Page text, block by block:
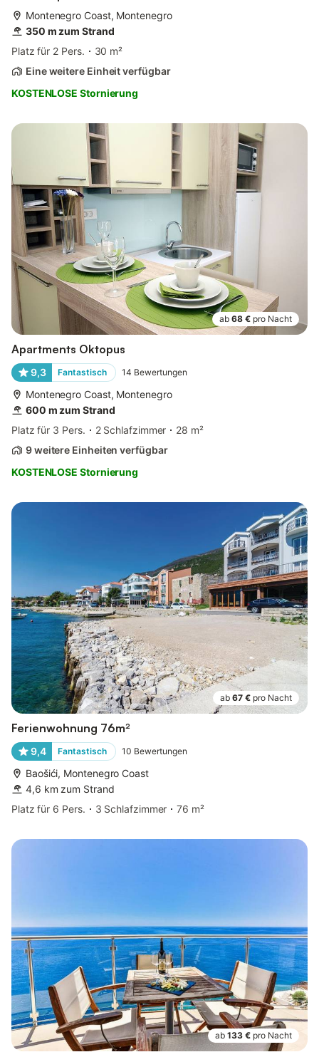
Montenegro Coast, Montenegro
350 m zum Strand
Platz für 2 Pers.
30 m²
Eine weitere Einheit verfügbar
KOSTENLOSE Stornierung
ab 68 € pro Nacht
Apartments Oktopus
9,3 Fantastisch 14 Bewertungen
Montenegro Coast, Montenegro
600 m zum Strand
Platz für 3 Pers.
2 Schlafzimmer
28 m²
9 weitere Einheiten verfügbar
KOSTENLOSE Stornierung
ab 67 € pro Nacht
Ferienwohnung 76m²
9,4 Fantastisch 10 Bewertungen
Baošići, Montenegro Coast
4,6 km zum Strand
Platz für 6 Pers.
3 Schlafzimmer 76 m²
ab 133 € pro Nacht